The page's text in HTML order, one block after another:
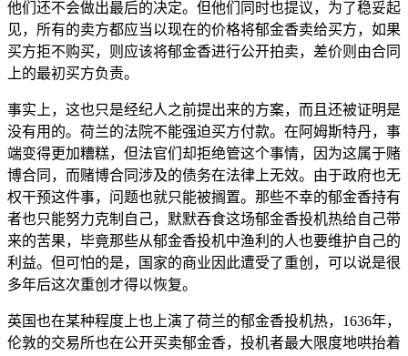
他们还不会做出最后的决定。但他们同时也提议，为了稳妥起
见，所有的卖方都应当以现在的价格将郁金香卖给买方，如果
买方拒不购买，则应该将郁金香进行公开拍卖，差价则由合同
上的最初买方负责。
事实上，这也只是经纪人之前提出来的方案，而且还被证明是
没有用的。荷兰的法院不能强迫买方付款。在阿姆斯特丹，事
端变得更加糟糕，但法官们却拒绝管这个事情，因为这属于赌
博合同，而赌博合同涉及的债务在法律上无效。由于政府也无
权干预这件事，问题也就只能被搁置。那些不幸的郁金香持有
者也只能努力克制自己，默默吞食这场郁金香投机热给自己带
来的苦果，毕竟那些从郁金香投机中渔利的人也要维护自己的
利益。但可怕的是，国家的商业因此遭受了重创，可以说是很
多年后这次重创才得以恢复。
英国也在某种程度上也上演了荷兰的郁金香投机热，1636年，
伦敦的交易所也在公开买卖郁金香，投机者最大限度地哄抬着